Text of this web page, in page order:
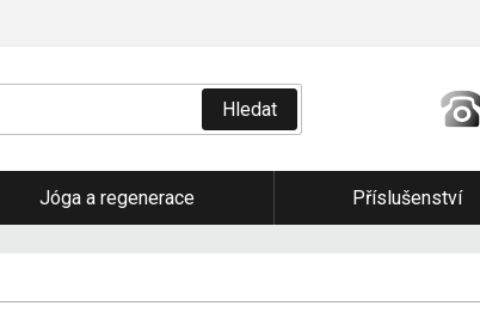
Hledat
Jóga a regenerace Příslušenství